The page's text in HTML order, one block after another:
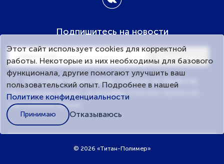
Подпишитесь на новости
Подписаться
Настоящим предоставляю Согласие на обработку
персональных данных, на условиях
персональных данных
© 2026 «Титан-Полимер»
Этот сайт использует cookies для корректной
работы. Некоторые из них необходимы для базового
функционала, другие помогают улучшить ваш
пользовательский опыт. Подробнее в нашей
Политике конфиденциальности
Принимаю Отказываюсь